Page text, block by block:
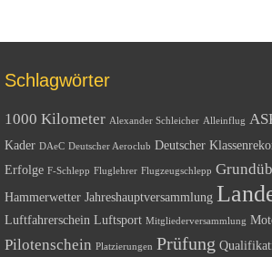
Schlagwörter
1000 Kilometer Alexander Schleicher Alleinflug
Kader DAeC Deutscher Aeroclub Deutscher
Erfolge F-Schlepp Fluglehrer Flugzeugschlepp
Hammerwetter Jahreshauptversammlung
Luftfahrerschein Luftsport Mitgliederversammlung
Pilotenschein Platzierungen Prüfung